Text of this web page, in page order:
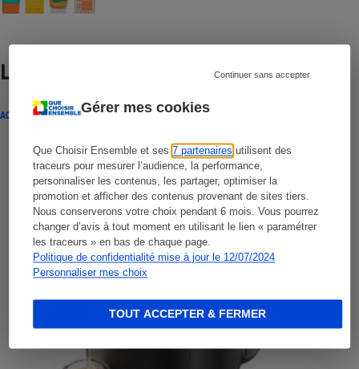
Gérer mes cookies
Que Choisir Ensemble et ses7 partenaires utilisent des
traceurs pour mesurer l’audience, la performance,
personnaliser les contenus, les partager, optimiser la
promotion et afficher des contenus provenant de sites tiers.
Nous conserverons votre choix pendant 6 mois. Vous pourrez
changer d’avis à tout moment en utilisant le lien « paramétrer
les traceurs » en bas de chaque page.
Politique de confidentialité mise à jour le 12/07/2024
Personnaliser mes choix
Continuer sans accepter
TOUT ACCEPTER & FERMER
Lire aussi
ACTUALITÉ